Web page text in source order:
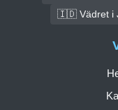
🇮🇩 Vädret i